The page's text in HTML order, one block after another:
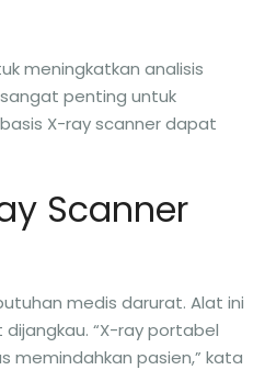
meningkatkan analisis
penting untuk
X-ray scanner dapat
Scanner
medis darurat. Alat ini
“X-ray portabel
memindahkan pasien,” kata